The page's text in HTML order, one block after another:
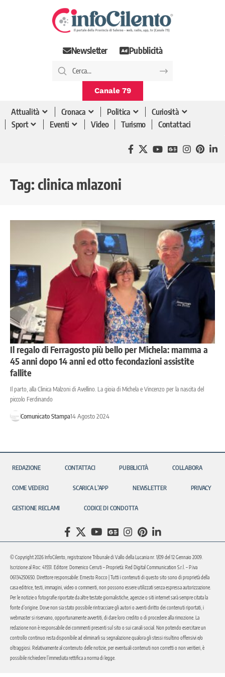
Newsletter Pubblicità
Canale 79
Attualità Cronaca Politica
Curiosità
Sport
Eventi Video Turismo Contattaci
Tag: clinica mlazoni
Il regalo di Ferragosto più bello per Michela: mamma a
45 anni dopo 14 anni ed otto fecondazioni assistite
fallite
Il parto, alla Clinica Malzoni di Avellino. La gioia di Michela e Vincenzo per la nascita del
piccolo Ferdinando
Comunicato Stampa14 Agosto 2024
REDAZIONE CONTATTACI PUBBLICITÀ COLLABORA
COME VEDERCI SCARICA L’APP NEWSLETTER PRIVACY
GESTIONE RECLAMI CODICE DI CONDOTTA
© Copyright 2026 InfoCilento, registrazione Tribunale di Vallo della Lucania nr. 1/09 del 12 Gennaio 2009.
Iscrizione al Roc: 41551. Editore: Domenico Cerruti – Proprietà: Red Digital Communication S.r.l. – P.iva
06134250650. Direttore responsabile: Ernesto Rocco | Tutti i contenuti di questo sito sono di proprietà della
casa editrice, testi, immagini, video o commenti, non possono essere utilizzati senza espressa autorizzazione.
Per le notizie o fotografie riportate da altre testate giornalistiche, agenzie o siti internet sarà sempre citata la
fonte d’origine. Dove non sia stato possibile rintracciare gli autori o aventi diritto dei contenuti riportati, i
webmaster si riservano, opportunamente avvertiti, di dare loro credito o di procedere alla rimozione. La
redazione non è responsabile dei commenti presenti sul sito o sui canali social. Non potendo esercitare un
controllo continuo resta disponibile ad eliminarli su segnalazione qualora gli stessi risultino offensivi e/o
oltraggiosi. Relativamente al contenuto delle notizie, per eventuali contenuti non corretti o non veritieri, è
possibile richiedere l’immediata rettifica a norma di legge.